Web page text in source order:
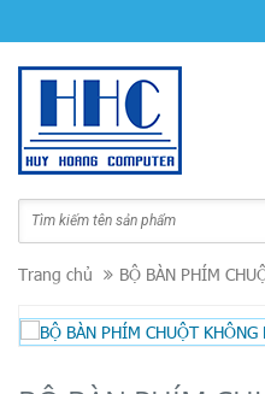
Trang chủ BỘ BÀN PHÍM